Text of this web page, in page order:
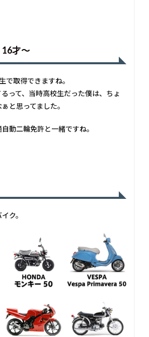
才〜
で取得できますね。
って、当時高校生だった僕は、ちょ
と思ってました。
動二輪免許と一緒ですね。
ク。